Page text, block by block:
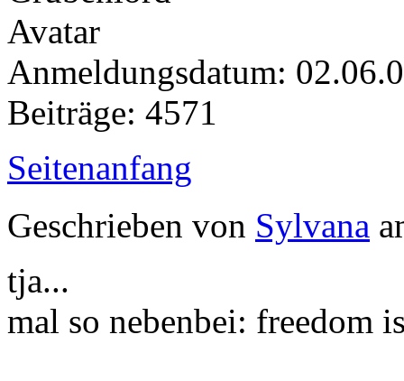
Anmeldungsdatum:
Beiträge: 4571
Seitenanfang
Geschrieben von Sylvana
tja...
mal so nebenbei: freedom